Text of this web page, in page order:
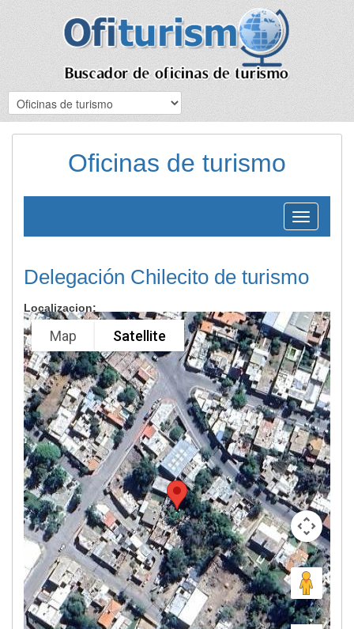
Oficinas de turismo
Toggle
navigation
Delegación Chilecito de turismo
Localizacion:
Map Satellite